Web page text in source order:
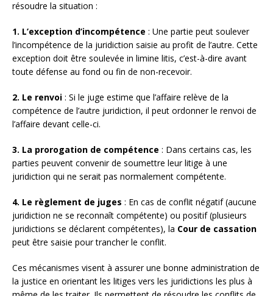
résoudre la situation :
1. L’exception d’incompétence : Une partie peut soulever
l’incompétence de la juridiction saisie au profit de l’autre. Cette
exception doit être soulevée in limine litis, c’est-à-dire avant
toute défense au fond ou fin de non-recevoir.
2. Le renvoi : Si le juge estime que l’affaire relève de la
compétence de l’autre juridiction, il peut ordonner le renvoi de
l’affaire devant celle-ci.
3. La prorogation de compétence : Dans certains cas, les
parties peuvent convenir de soumettre leur litige à une
juridiction qui ne serait pas normalement compétente.
4. Le règlement de juges : En cas de conflit négatif (aucune
juridiction ne se reconnaît compétente) ou positif (plusieurs
juridictions se déclarent compétentes), la Cour de cassation
peut être saisie pour trancher le conflit.
Ces mécanismes visent à assurer une bonne administration de
la justice en orientant les litiges vers les juridictions les plus à